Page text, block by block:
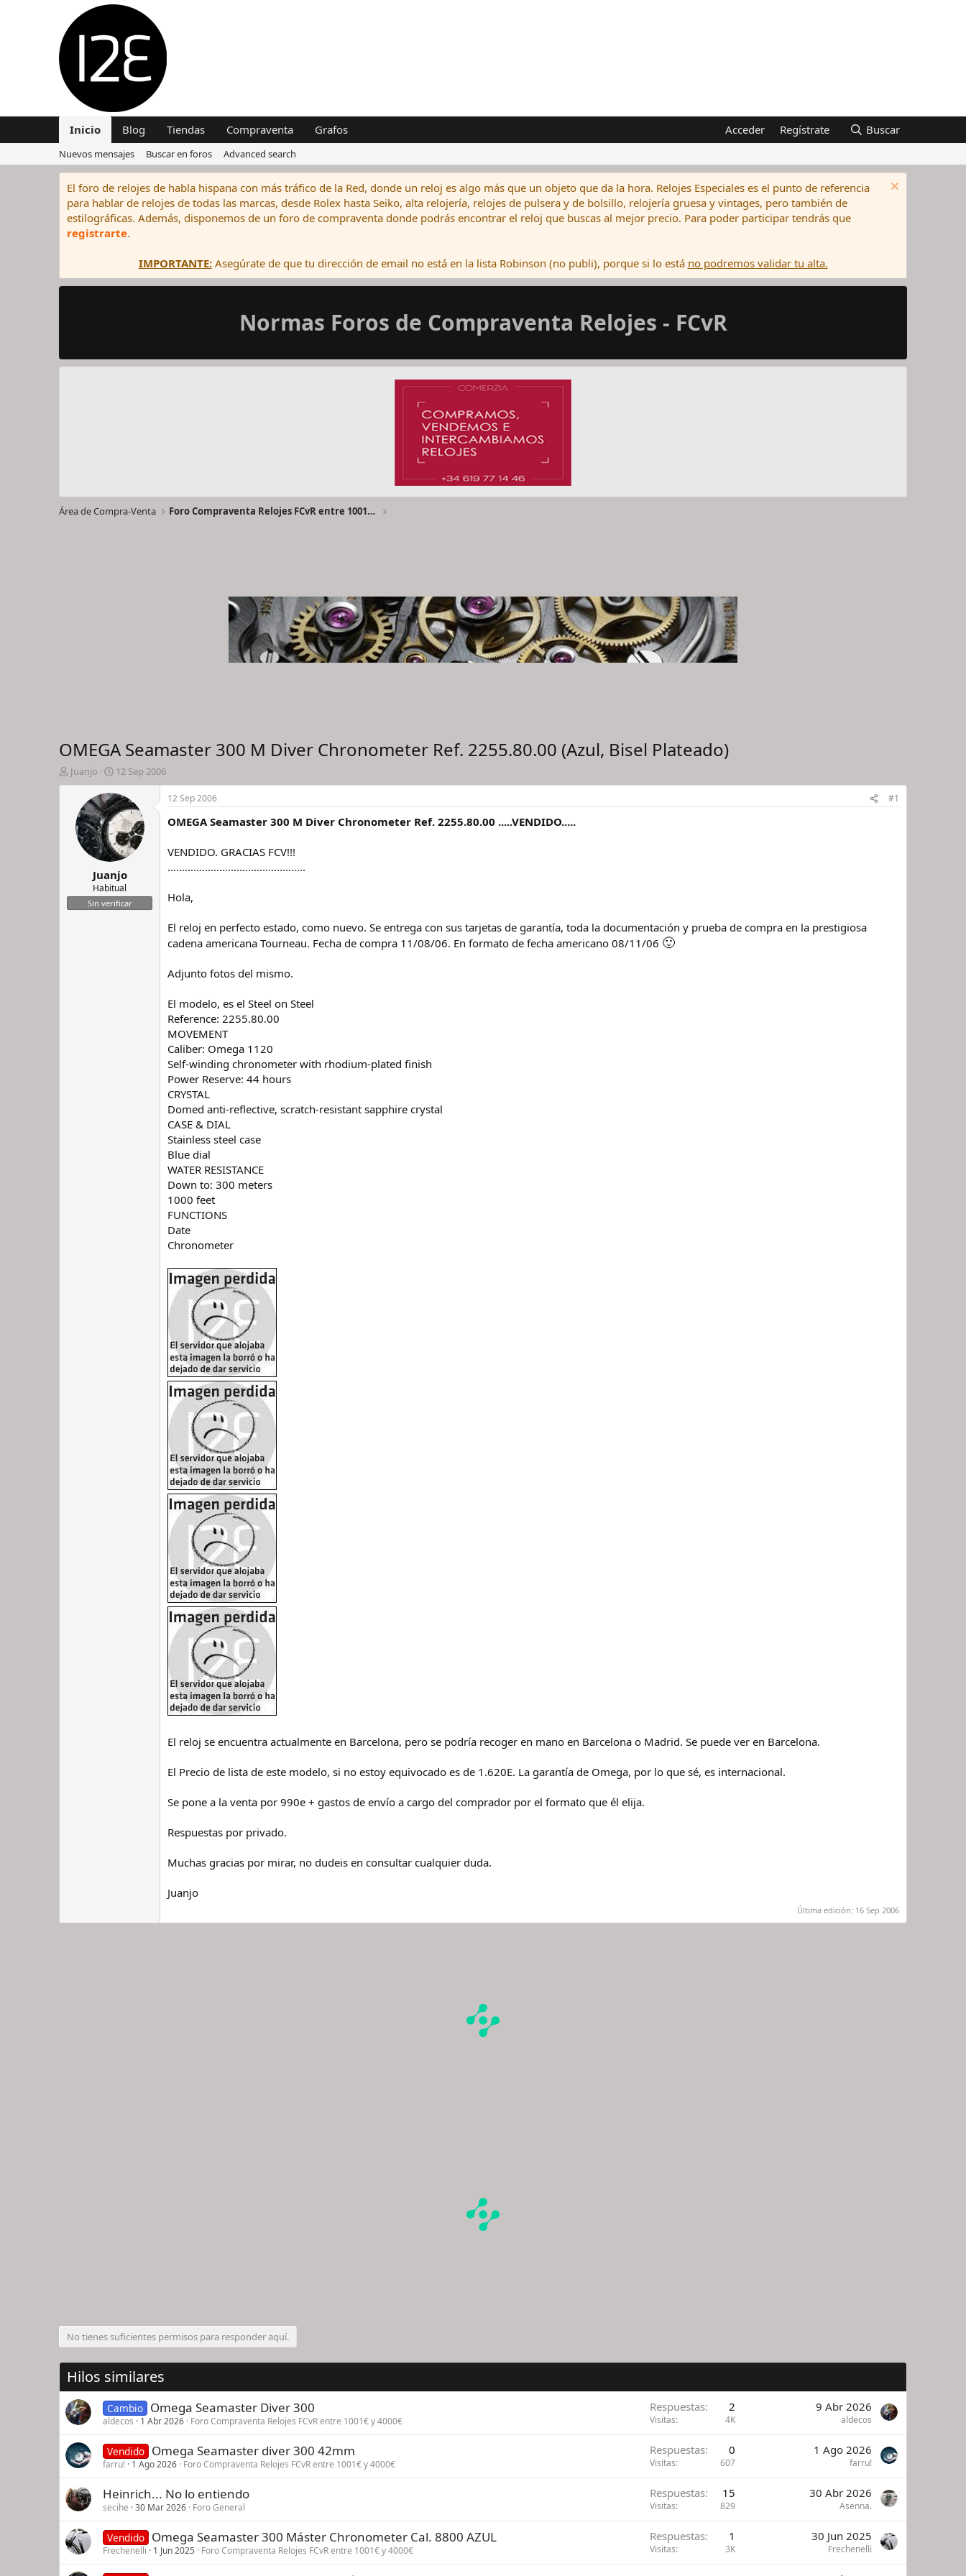
Inicio Blog Tiendas Compraventa Grafos Acceder Regístrate Buscar
Nuevos mensajes Buscar en foros Advanced search
El foro de relojes de habla hispana con más tráfico de la Red, donde un reloj es algo más que un objeto que da la hora. Relojes Especiales es el punto de referencia
para hablar de relojes de todas las marcas, desde Rolex hasta Seiko, alta relojería, relojes de pulsera y de bolsillo, relojería gruesa y vintages, pero también de
estilográficas. Además, disponemos de un foro de compraventa donde podrás encontrar el reloj que buscas al mejor precio. Para poder participar tendrás que
registrarte.
IMPORTANTE:Asegúrate de que tu dirección de email no está en la lista Robinson (no publi), porque si lo está no podremos validar tu alta.
Normas Foros de Compraventa Relojes - FCvR
Área de Compra-Venta Foro Compraventa Relojes FCvR entre 1001€ y 4000€
OMEGA Seamaster 300 M Diver Chronometer Ref. 2255.80.00 (Azul, Bisel Plateado)
I
n
e
l
Juanjo
F
e
c
h
a
d
e
i
n
i
c
i
12 Sep 2006
Juanjo
Habitual
Sin verificar
12 Sep 2006 #1
OMEGA Seamaster 300 M Diver Chronometer Ref. 2255.80.00 .....VENDIDO.....
VENDIDO. GRACIAS FCV!!!
................................................
Hola,
El reloj en perfecto estado, como nuevo. Se entrega con sus tarjetas de garantía, toda la documentación y prueba de compra en la prestigiosa
cadena americana Tourneau. Fecha de compra 11/08/06. En formato de fecha americano 08/11/06 🙂
Adjunto fotos del mismo.
El modelo, es el Steel on Steel
Reference: 2255.80.00
MOVEMENT
Caliber: Omega 1120
Self-winding chronometer with rhodium-plated finish
Power Reserve: 44 hours
CRYSTAL
Domed anti-reflective, scratch-resistant sapphire crystal
CASE & DIAL
Stainless steel case
Blue dial
WATER RESISTANCE
Down to: 300 meters
1000 feet
FUNCTIONS
Date
Chronometer
El reloj se encuentra actualmente en Barcelona, pero se podría recoger en mano en Barcelona o Madrid. Se puede ver en Barcelona.
El Precio de lista de este modelo, si no estoy equivocado es de 1.620E. La garantía de Omega, por lo que sé, es internacional.
Se pone a la venta por 990e + gastos de envío a cargo del comprador por el formato que él elija.
Respuestas por privado.
Muchas gracias por mirar, no dudeis en consultar cualquier duda.
Juanjo
Última edición: 16 Sep 2006
No tienes suficientes permisos para responder aquí.
Hilos similares
Cambio Omega Seamaster Diver 300
aldecos 1 Abr 2026 Foro Compraventa Relojes FCvR entre 1001€ y 4000€
Respuestas 2
Visitas 4K
9 Abr 2026
aldecos
Vendido Omega Seamaster diver 300 42mm
farru! 1 Ago 2026 Foro Compraventa Relojes FCvR entre 1001€ y 4000€
Respuestas 0
Visitas 607
1 Ago 2026
farru!
Heinrich... No lo entiendo
secihe 30 Mar 2026 Foro General
Respuestas 15
Visitas 829
30 Abr 2026
Asenna.
Vendido Omega Seamaster 300 Máster Chronometer Cal. 8800 AZUL
Frechenelli 1 Jun 2025 Foro Compraventa Relojes FCvR entre 1001€ y 4000€
Respuestas 1
Visitas 3K
30 Jun 2025
Frechenelli